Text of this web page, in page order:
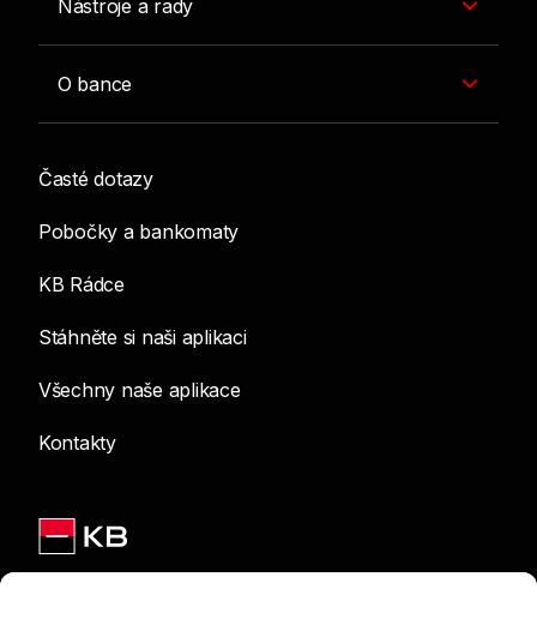
Nástroje a rady
O bance
Časté dotazy
Pobočky a bankomaty
KB Rádce
Stáhněte si naši aplikaci
Všechny naše aplikace
Kontakty